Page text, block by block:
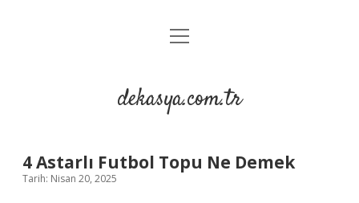
Anasayfa
Yasal Uyarı
menüyü
dekasya.com.tr
4 Astarlı Futbol Topu Ne Demek
Tarih: Nisan 20, 2025